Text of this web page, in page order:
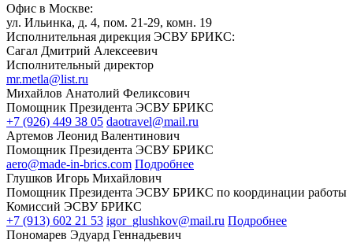
Офис в Москве:
ул. Ильинка, д. 4, пом. 21-29, комн. 19
Исполнительная дирекция ЭСВУ БРИКС:
Сагал Дмитрий Алексеевич
Исполнительный директор
mr.metla@list.ru
Михайлов Анатолий Феликсович
Помощник Президента ЭСВУ БРИКС
+7 (926) 449 38 05 daotravel@mail.ru
Артемов Леонид Валентинович
Помощник Президента ЭСВУ БРИКС
aero@made-in-brics.com Подробнее
Глушков Игорь Михайлович
Помощник Президента ЭСВУ БРИКС по координации работы
Комиссий ЭСВУ БРИКС
+7 (913) 602 21 53 igor_glushkov@mail.ru Подробнее
Пономарев Эдуард Геннадьевич